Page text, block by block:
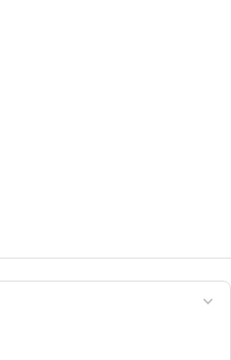
expand_more